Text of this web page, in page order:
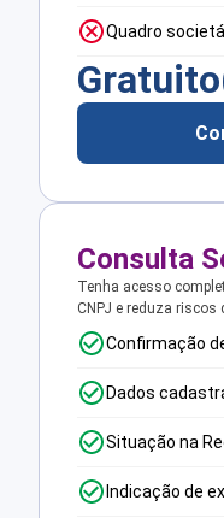
Quadro
Gratuito
Consulta
Tenha acesso
CNPJ e reduza riscos
Confirmação
Dados
Situação na
Indicação de